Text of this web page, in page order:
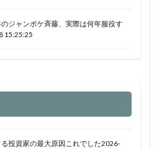
のジャンポケ斉藤、実際は何年服役す
15:25:25
る投資家の最大原因これでした2026-